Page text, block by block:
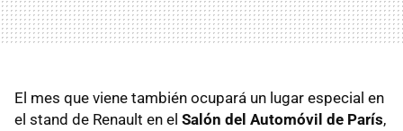
El mes que viene también ocupará un lugar especial en
el stand de Renault en el Salón del Automóvil de París,